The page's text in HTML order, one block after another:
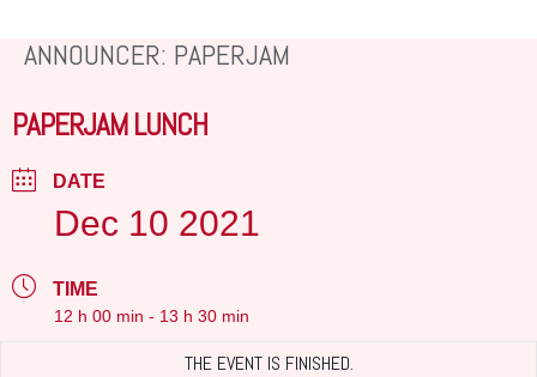
ANNOUNCER: PAPERJAM
PAPERJAM LUNCH
DATE
Dec 10 2021
TIME
12 h 00 min - 13 h 30 min
THE EVENT IS FINISHED.